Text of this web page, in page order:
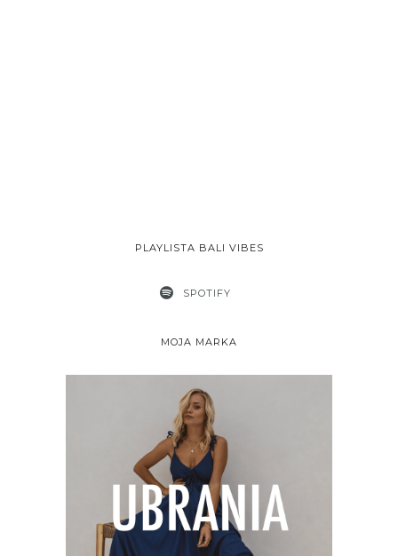
PLAYLISTA BALI VIBES
SPOTIFY
MOJA MARKA